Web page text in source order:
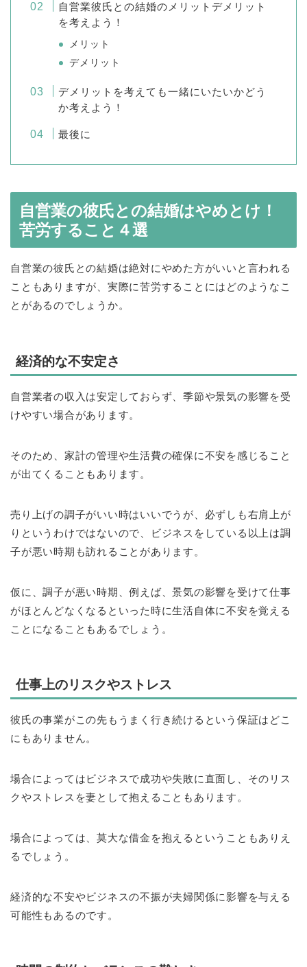
自営業彼氏との結婚のメリットデメリット
を考えよう！
メリット
デメリット
デメリットを考えても一緒にいたいかどう
か考えよう！
最後に
自営業の彼氏との結婚はやめとけ！
苦労すること４選
自営業の彼氏との結婚は絶対にやめた方がいいと言われる
こともありますが、実際に苦労することにはどのようなこ
とがあるのでしょうか。
経済的な不安定さ
自営業者の収入は安定しておらず、季節や景気の影響を受
けやすい場合があります。
そのため、家計の管理や生活費の確保に不安を感じること
が出てくることもあります。
売り上げの調子がいい時はいいでうが、必ずしも右肩上が
りというわけではないので、ビジネスをしている以上は調
子が悪い時期も訪れることがあります。
仮に、調子が悪い時期、例えば、景気の影響を受けて仕事
がほとんどなくなるといった時に生活自体に不安を覚える
ことになることもあるでしょう。
仕事上のリスクやストレス
彼氏の事業がこの先もうまく行き続けるという保証はどこ
にもありません。
場合によってはビジネスで成功や失敗に直面し、そのリス
クやストレスを妻として抱えることもあります。
場合によっては、莫大な借金を抱えるということもありえ
るでしょう。
経済的な不安やビジネスの不振が夫婦関係に影響を与える
可能性もあるのです。